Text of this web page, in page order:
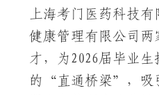
上海考门医药科技
健康管理有限公司两
才，为2026届毕业
的“直通桥梁”，吸